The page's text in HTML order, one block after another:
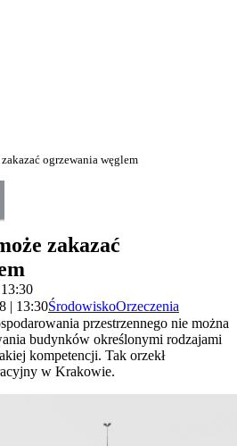
ogrzewania węglem
zakazać
| 13:30ŚrodowiskoOrzeczenia
przestrzennego nie można
budynków określonymi rodzajami
kompetencji. Tak orzekł
w Krakowie.